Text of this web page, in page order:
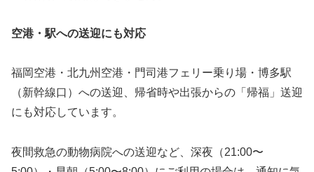
空港・駅への送迎にも対応
福岡空港・北九州空港・門司港フェリー乗り場・博多駅
（新幹線口）への送迎、帰省時や出張からの「帰福」送迎
にも対応しています。
夜間救急の動物病院への送迎など、深夜（21:00〜